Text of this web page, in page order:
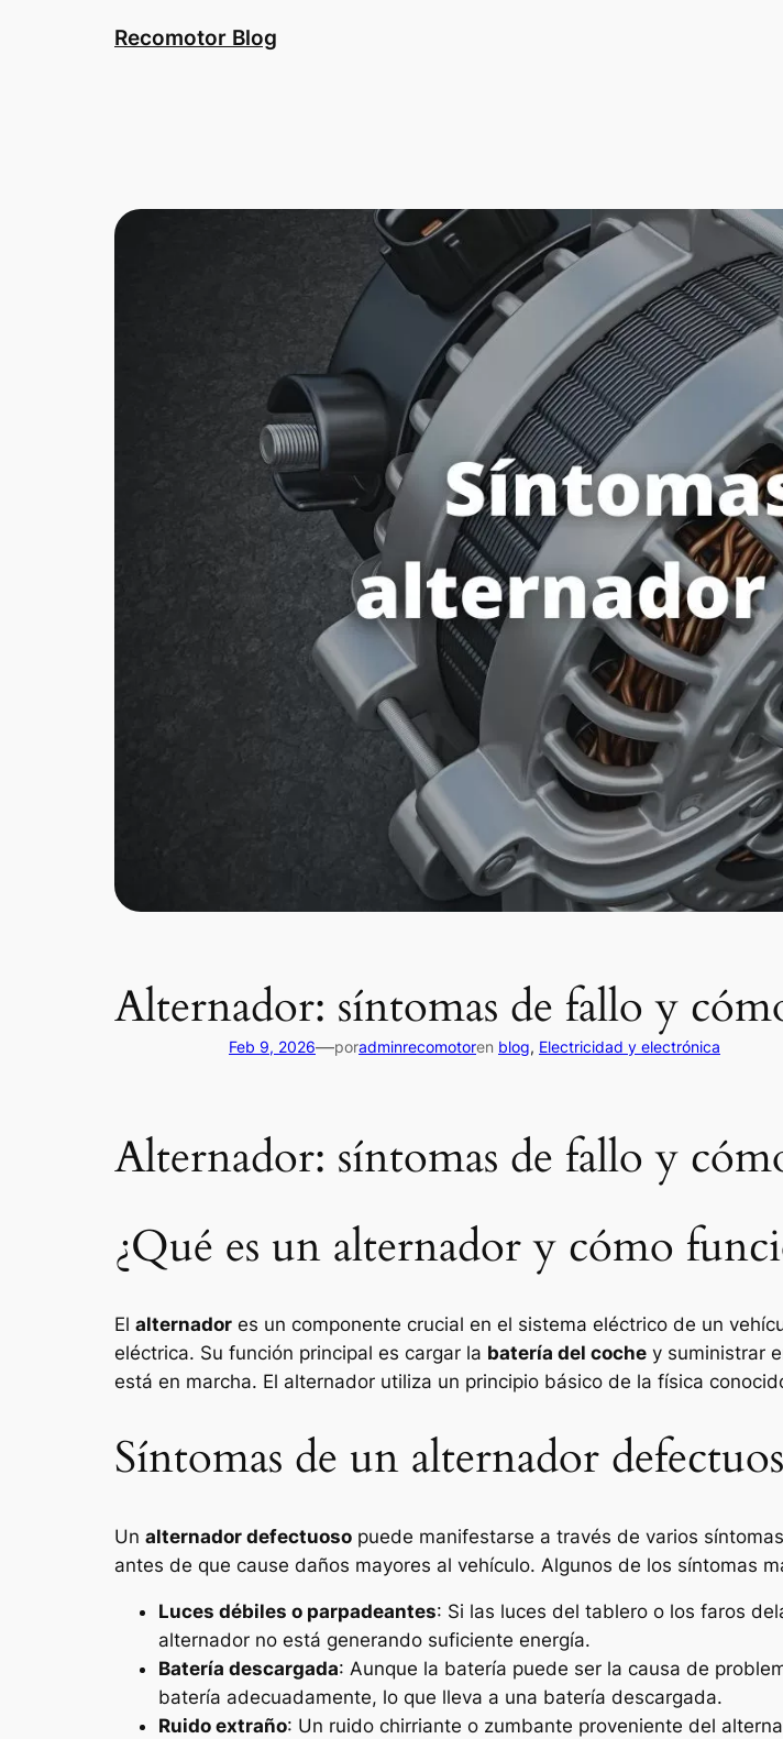
Recomotor Blog
Alternador: síntomas de fallo y
Feb 9, 2026—poradminrecomotoren blog, Electricidad y electrónica
Alternador: síntomas de fallo y
¿Qué es un alternador y cómo
El alternador es un componente crucial en el sistema eléctrico de un
eléctrica. Su función principal es cargar la batería del coche y suministrar
está en marcha. El alternador utiliza un principio básico de la física
Síntomas de un alternador
Un alternador defectuoso puede manifestarse a través de varios
antes de que cause daños mayores al vehículo. Algunos de los síntomas
Luces débiles o parpadeantes: Si las luces del tablero o los faros
alternador no está generando suficiente energía.
Batería descargada: Aunque la batería puede ser la causa de
batería adecuadamente, lo que lleva a una batería descargada.
Ruido extraño: Un ruido chirriante o zumbante proveniente del